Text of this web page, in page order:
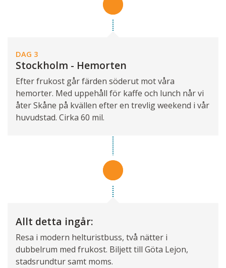
DAG 3
Stockholm - Hemorten
Efter frukost går färden söderut mot våra
hemorter. Med uppehåll för kaffe och lunch når vi
åter Skåne på kvällen efter en trevlig weekend i vår
huvudstad. Cirka 60 mil.
Allt detta ingår:
Resa i modern helturistbuss, två nätter i
dubbelrum med frukost. Biljett till Göta Lejon,
stadsrundtur samt moms.